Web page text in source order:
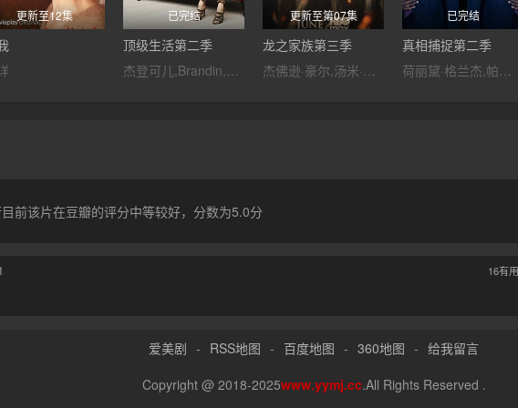
更新至12集 已完结
顶级生活第二季
杰登可儿,Brandin,Rackley,Daniel,Messier,雷丽·斯蒂尔,Steve,Ross,Danny,Crawford,卡凡·瑞斯,洁丝汀·娇丽,凯登·克劳丝,Geoff,Stirling,Jr.,Marcio,Catalano,丹妮
更新至第07集
龙之家族第三季
杰佛逊·豪尔,汤米·弗拉纳根,水野索诺娅,法比安·弗兰克尔,奥利维亚·库克,汤姆·格林-卡尼,马特·史密斯,盖尔·兰金,弗莱迪·福克斯,贝塔尼·安东尼亚,丹·福勒,伊万·米切尔,史蒂夫·图森特,詹姆斯·诺顿,瑞斯·伊凡斯,马修·尼达姆,库尔特·埃贾万,丹尼尔·法瑟斯,阿布巴卡尔·萨利姆,保罗·肯尼迪,汤姆·班尼特,艾玛·达西,菲比·坎贝尔,菲娅·萨班,哈利·科利特,基兰·比尤,克林顿·利伯蒂,阿比
已完结
真相捕捉第二季
荷丽黛·格兰杰,帕帕·厄希度,因迪拉·瓦玛,朗·普尔曼,本·迈尔斯,莉娅·威廉姆斯,卡文·克勒金,金妮·霍尔德,奈杰尔·林赛,安迪·尼曼,夏莉·墨菲,George Taylor,杨罗布,Joseph Arkley
目前该片在豆瓣的评分中等较好，分数为5.0分
16有用
爱美剧 - RSS地图 - 百度地图 - 360地图 - 给我留言
Copyright @ 2018-2025www.yymj.cc.All Rights Reserved .